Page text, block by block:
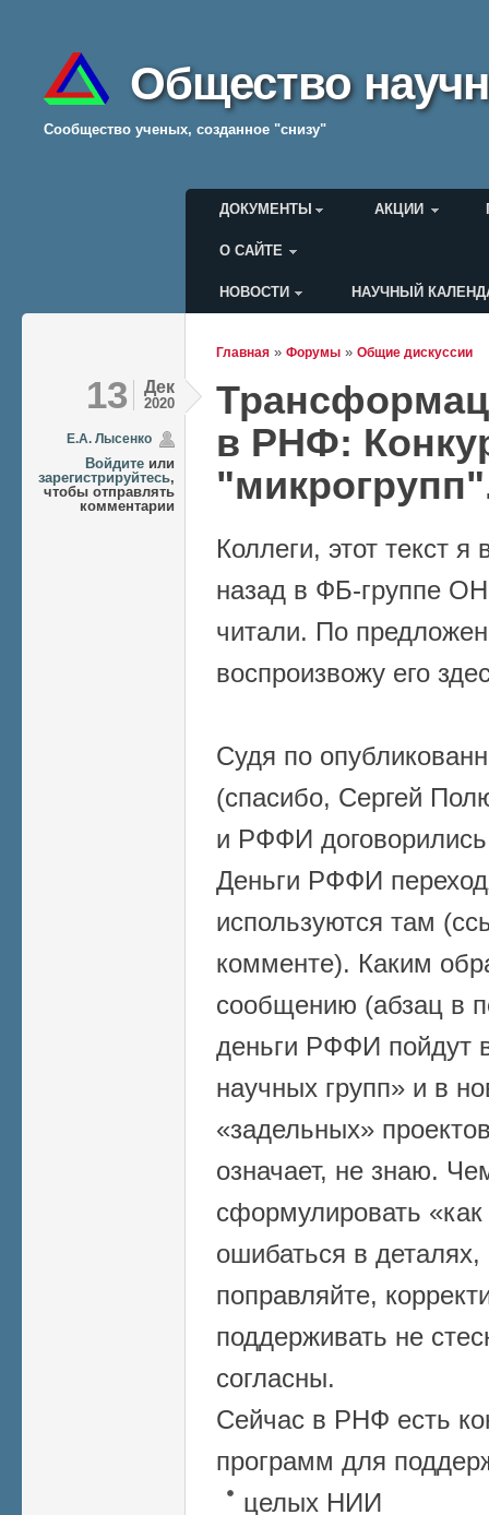
Общество
Cообщество ученых, созданное "снизу"
Главное меню
ДОКУМЕНТЫ АКЦИИ
О САЙТЕ
Меню пользователя
НОВОСТИ НАУЧНЫЙ
Вы здесь
Главная » Форумы » Общие дискуссии
13 Дек
2020
Е.А. Лысенко
Войдите или
зарегистрируйтесь,
чтобы отправлять
комментарии
в РНФ:
Коллеги, этот текст
назад в ФБ-группе
читали. По
воспроизвожу его
Судя по
(спасибо, Сергей
и РФФИ
Деньги РФФИ
используются там
комменте). Каким
сообщению (абзац в
деньги РФФИ пойдут
научных групп» и в
«задельных»
означает, не знаю.
сформулировать
ошибаться в деталях,
поправляйте,
поддерживать не
согласны.
Сейчас в РНФ есть
программ для
целых НИИ